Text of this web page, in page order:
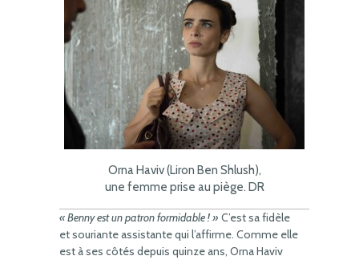
Orna Haviv (Liron Ben Shlush),
une femme prise au piège. DR
« Benny est un patron formidable ! » C’est sa fidèle
et souriante assistante qui l’affirme. Comme elle
est à ses côtés depuis quinze ans, Orna Haviv